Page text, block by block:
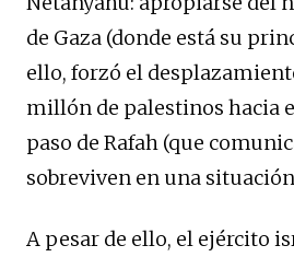
de Gaza (donde está su
ello, forzó el
millón de palestinos hacia
paso de Rafah (que
sobreviven en una
A pesar de ello, el ejército